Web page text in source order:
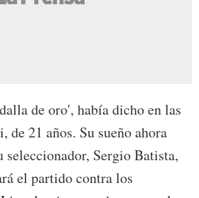
de oro', había dicho en las
de 21 años. Su sueño ahora
seleccionador, Sergio Batista,
el partido contra los